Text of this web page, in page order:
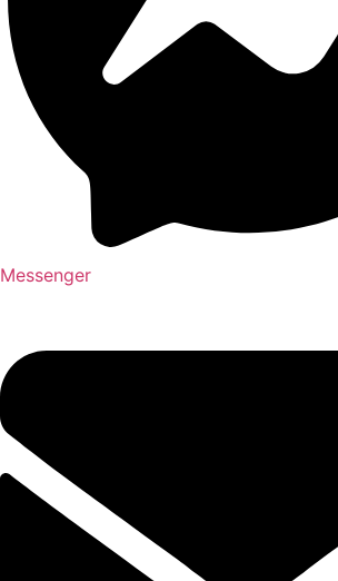
Messenger